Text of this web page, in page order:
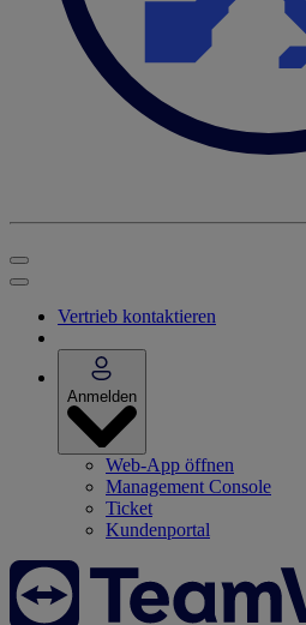
Vertrieb kontaktieren
Anmelden
Web-App öffnen
Management Console
Ticket
Kundenportal